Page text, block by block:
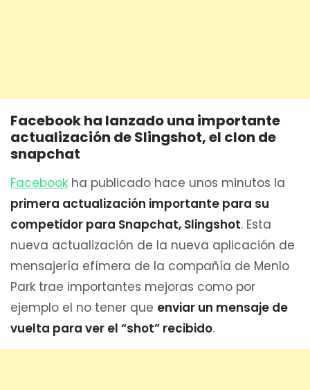
Facebook ha lanzado una importante
actualización de Slingshot, el clon de
snapchat
Facebook ha publicado hace unos minutos la
primera actualización importante para su
competidor para Snapchat, Slingshot. Esta
nueva actualización de la nueva aplicación de
mensajería efímera de la compañía de Menlo
Park trae importantes mejoras como por
ejemplo el no tener que enviar un mensaje de
vuelta para ver el “shot” recibido.